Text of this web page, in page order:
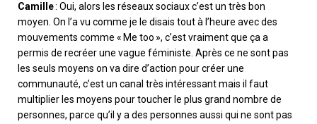
Camille: Oui, alors les réseaux sociaux c’est un très bon
moyen. On l’a vu comme je le disais tout à l’heure avec des
mouvements comme « Me too », c’est vraiment que ça a
permis de recréer une vague féministe. Après ce ne sont pas
les seuls moyens on va dire d’action pour créer une
communauté, c’est un canal très intéressant mais il faut
multiplier les moyens pour toucher le plus grand nombre de
personnes, parce qu’il y a des personnes aussi qui ne sontpas